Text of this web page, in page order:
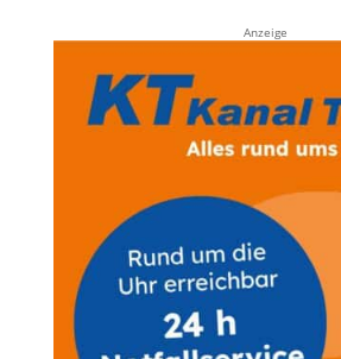
Anzeige